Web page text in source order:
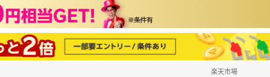
楽天市場